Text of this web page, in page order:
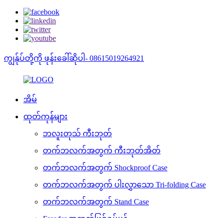
ကျွန်ုပ်တို့ကို ဖုန်းခေါ်ဆိုပါ- 08615019264921
အိမ်
ထုတ်ကုန်များ
ဘလူးတုသ် ကီးဘုတ်
တက်ဘလက်အတွက် ကီးဘုတ်အိတ်
တက်ဘလက်အတွက် Shockproof Case
တက်ဘလက်အတွက် ပါးလွှာသော Tri-folding Case
တက်ဘလက်အတွက် Stand Case